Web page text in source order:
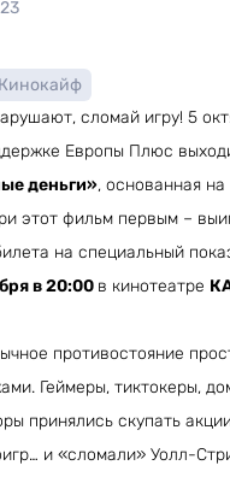
Кинокайф
сломай игру! 5
Европы Плюс
деньги», основанная
этот фильм первым –
на специальный
в 20:00 в кинотеатре
противостояние
Геймеры, тиктокеры,
принялись скупать
и «сломали» Уолл-